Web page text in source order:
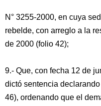
N° 3255-2000, en cuya
rebelde, con arreglo a la
de 2000 (folio 42);
9.- Que, con fecha 12 de
dictó sentencia
46), ordenando que el